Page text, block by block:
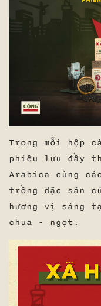
Trong mỗi hộp
phiêu lưu đầy
Arabica cùng
trồng đặc sản
hương vị sáng
chua - ngọt.